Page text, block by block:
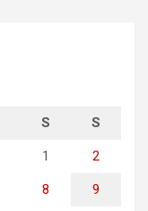
S S
1 2
8 9